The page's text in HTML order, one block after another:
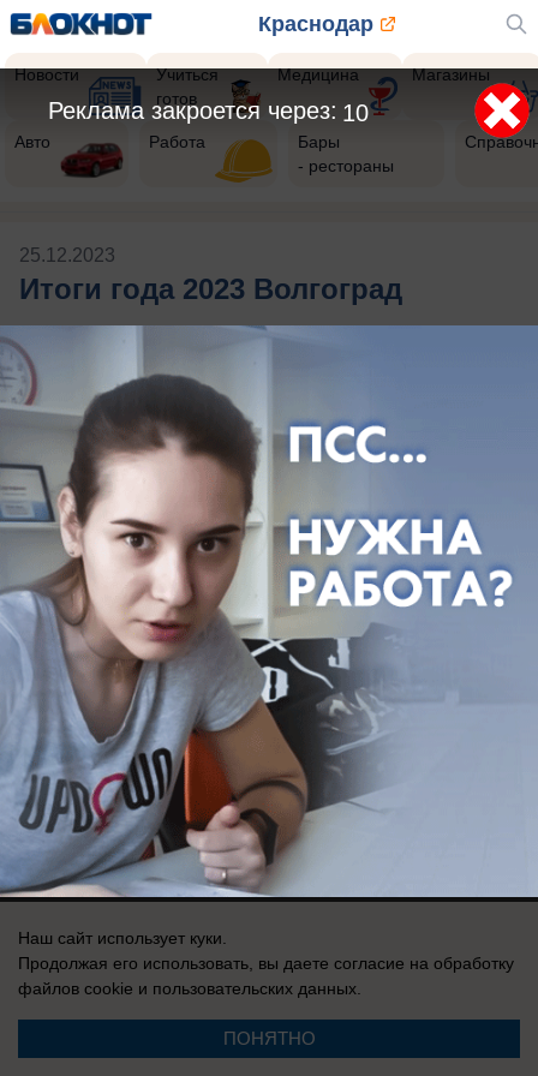
Краснодар
Новости
Учиться
готов
Медицина Магазины
Авто Работа
Бары
- рестораны
25.12.2023
Итоги года 2023 Волгоград
Публикации на тему: Итоги года
2023 Волгоград
Здесь ничего нет
Реклама на сайте
Контакты
Вакансии
Информация
Регистрационный номер: Эл № ФС 77-76040, выдано Федеральной
службой по надзору в сфере связи, информационных технологий и
массовых коммуникаций (Роскомнадзор) 12 июля 2019 г.
Наш сайт использует куки.
Продолжая его использовать, вы даете согласие на обработку
файлов cookie и пользовательских данных.
ПОНЯТНО
10
Реклама закроется через: